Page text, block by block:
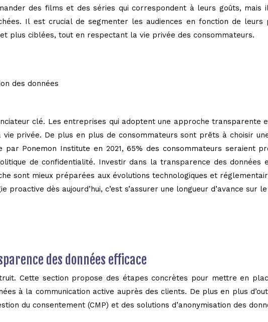
des films et des séries qui correspondent à leurs goûts,
Il est crucial de segmenter les audiences en fonction de leurs
plus ciblées, tout en respectant la vie privée des consommateurs.
des données
clé. Les entreprises qui adoptent une approche transparente
privée. De plus en plus de consommateurs sont prêts à choisir
par Ponemon Institute en 2021, 65% des consommateurs seraient
de confidentialité. Investir dans la transparence des
sont mieux préparées aux évolutions technologiques et
dès aujourd’hui, c’est s’assurer une longueur d’avance sur
des données efficace
Cette section propose des étapes concrètes pour mettre en
à la communication active auprès des clients. De plus en plus
du consentement (CMP) et des solutions d’anonymisation des